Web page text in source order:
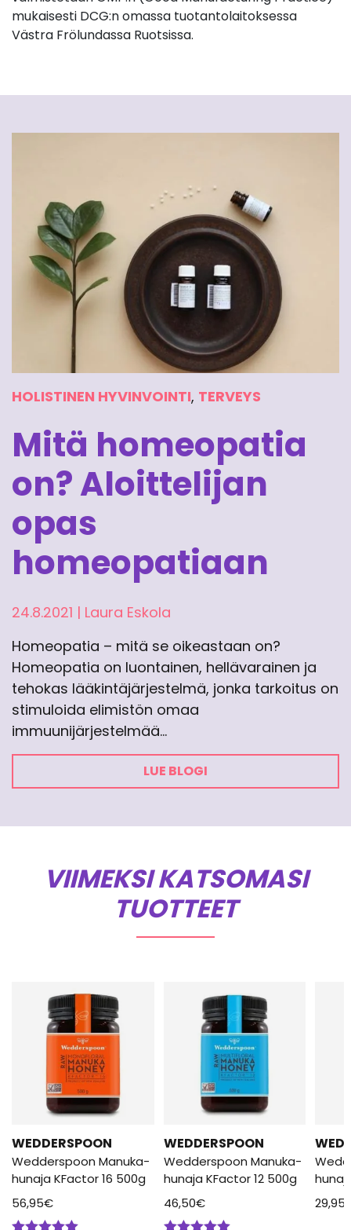
mukaisesti DCG:n omassa tuotantolaitoksessa
Västra Frölundassa Ruotsissa.
HOLISTINEN HYVINVOINTI, TERVEYS
Mitä homeopatia
on? Aloittelijan
opas
homeopatiaan
24.8.2021 | Laura Eskola
Homeopatia – mitä se oikeastaan on?
Homeopatia on luontainen, hellävarainen ja
tehokas lääkintäjärjestelmä, jonka tarkoitus on
stimuloida elimistön omaa
immuunijärjestelmää…
LUE BLOGI
VIIMEKSI KATSOMASI
TUOTTEET
WEDDERSPOON
Wedderspoon Manuka-
hunaja KFactor 16 500g
56,95€
WEDDERSPOON
Wedderspoon Manuka-
hunaja KFactor 12 500g
46,50€
29,95